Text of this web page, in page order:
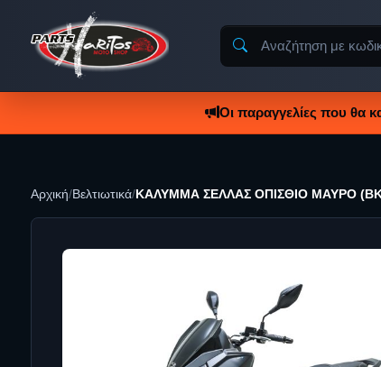
Οι παραγγελίες που θα
Αρχική/Βελτιωτικά/ ΚΑΛΥΜΜΑ ΣΕΛΛΑΣ ΟΠΙΣΘΙΟ ΜΑΥΡΟ